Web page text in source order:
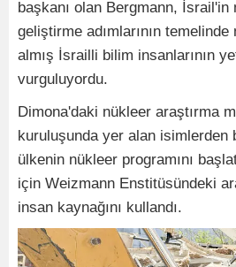
başkanı olan Bergmann, İsrail'in
geliştirme adımlarının
almış İsrailli bilim insanlarının
vurguluyordu.
Dimona'daki nükleer araştırma
kuruluşunda yer alan isimlerden
ülkenin nükleer programını
için Weizmann Enstitüsündeki
insan kaynağını kullandı.